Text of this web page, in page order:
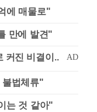
에 매물로"
만에 발견"
불법체류"
는 것 같아"